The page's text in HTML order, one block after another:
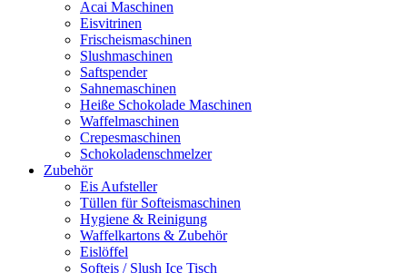
Acai Maschinen
Eisvitrinen
Frischeismaschinen
Slushmaschinen
Saftspender
Sahnemaschinen
Heiße Schokolade Maschinen
Waffelmaschinen
Crepesmaschinen
Schokoladenschmelzer
Zubehör
Eis Aufsteller
Tüllen für Softeismaschinen
Hygiene & Reinigung
Waffelkartons & Zubehör
Eislöffel
Softeis / Slush Ice Tisch